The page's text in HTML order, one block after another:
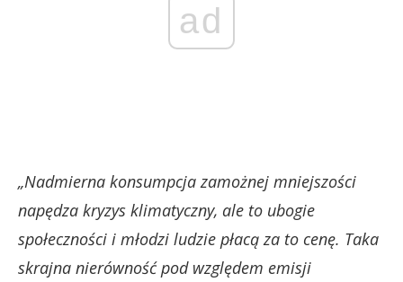
ad
„Nadmierna konsumpcja zamożnej mniejszości
napędza kryzys klimatyczny, ale to ubogie
społeczności i młodzi ludzie płacą za to cenę. Taka
skrajna nierówność pod względem emisji